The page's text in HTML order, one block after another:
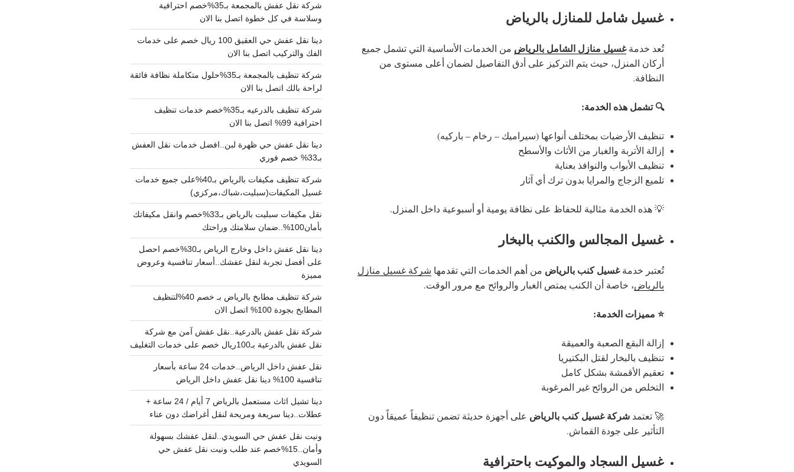
غسيل شامل للمنازل بالرياض
تُعد خدمةغسيل منازل الشامل بالرياض من الخدمات الأساسية التي تشمل جميع
أركان المنزل، حيث يتم التركيز على أدق التفاصيل لضمان أعلى مستوى من
النظافة.
🔍 تشمل هذه الخدمة:
تنظيف الأرضيات بمختلف أنواعها (سيراميك – رخام – باركيه)
إزالة الأتربة والغبار من الأثاث والأسطح
تنظيف الأبواب والنوافذ بعناية
تلميع الزجاج والمرايا بدون ترك أي آثار
💡 هذه الخدمة مثالية للحفاظ على نظافة يومية أو أسبوعية داخل المنزل.
غسيل المجالس والكنب بالبخار
تُعتبر خدمةغسيل كنب بالرياض من أهم الخدمات التي تقدمها شركة غسيل منازل
بالرياض، خاصة أن الكنب يمتص الغبار والروائح مع مرور الوقت.
⭐ مميزات الخدمة:
إزالة البقع الصعبة والعميقة
تنظيف بالبخار لقتل البكتيريا
تعقيم الأقمشة بشكل كامل
التخلص من الروائح غير المرغوبة
🚀 تعتمد شركة غسيل كنب بالرياض على أجهزة حديثة تضمن تنظيفاً عميقاً دون
التأثير على جودة القماش.
غسيل السجاد والموكيت باحترافية
شركة نقل عفش بالمجمعة بـ35%خصم احترافية
وسلاسة في كل خطوة اتصل بنا الان
دينا نقل عفش حي العقيق 100 ريال خصم على خدمات
الفك والتركيب اتصل بنا الان
شركة تنظيف بالمجمعة بـ35%حلول متكاملة نظافة فائقة
لراحة بالك اتصل بنا الان
شركة تنظيف بالدرعيه بـ35%خصم خدمات تنظيف
احترافية 99% اتصل بنا الان
دينا نقل عفش حي ظهرة لبن..افضل خدمات نقل العفش
بـ33% خصم فوري
شركة تنظيف مكيفات بالرياض بـ40%على جميع خدمات
غسيل المكيفات(سبليت،شباك،مركزي)
نقل مكيفات سبليت بالرياض بـ33%خصم وانقل مكيفاتك
بأمان100%..ضمان سلامتك وراحتك
دينا نقل عفش داخل وخارج الرياض بـ30%خصم احصل
على أفضل تجربة لنقل عفشك..أسعار تنافسية وعروض
مميزة
شركة تنظيف مطابخ بالرياض بـ خصم 40%لتنظيف
المطابخ بجودة 100% اتصل الان
شركة نقل عفش بالدرعية..نقل عفش آمن مع شركة
نقل عفش بالدرعية بـ100ريال خصم على خدمات التغليف
نقل عفش داخل الرياض..خدمات 24 ساعة بأسعار
تنافسية 100% دينا نقل عفش داخل الرياض
دينا تشيل اثاث مستعمل بالرياض 7 أيام / 24 ساعة +
عطلات..دينا سريعة ومريحة لنقل أغراضك دون عناء
ونيت نقل عفش حي السويدي..لنقل عفشك بسهولة
وأمان..15%خصم عند طلب ونيت نقل عفش حي
السويدي